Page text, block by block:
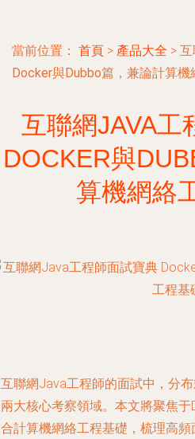
當前位置： 首頁 > 產品大全 >
Docker與Dubbo篇，兼論計算機
互聯網JAVA工
DOCKER與
算機網絡
聯網Java工程師的面試中，分
大核心考察領域。本文將聚焦
計算機網絡工程基礎，梳理高